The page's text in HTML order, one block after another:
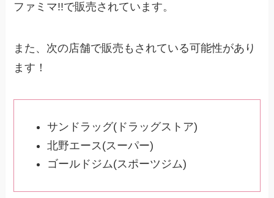
ファミマ!!で販売されています。
また、次の店舗で販売もされている可能性があり
ます！
サンドラッグ(ドラッグストア)
北野エース(スーパー)
ゴールドジム(スポーツジム)